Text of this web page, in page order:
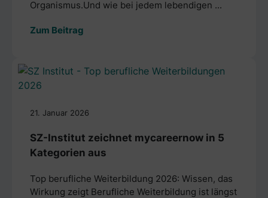
Organismus.Und wie bei jedem lebendigen ...
Zum Beitrag
21. Januar 2026
SZ-Institut zeichnet mycareernow in 5
Kategorien aus
Top berufliche Weiterbildung 2026: Wissen, das
Wirkung zeigt Berufliche Weiterbildung ist längst